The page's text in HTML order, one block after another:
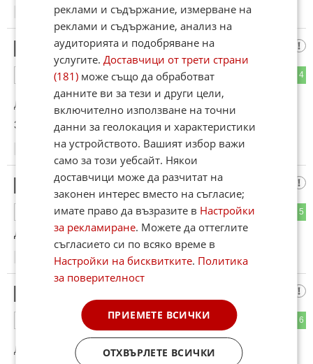
12.06.2026
Варненец
4
ОТГОВОР
До коментар
3.14дер си ти, раша като има ПВО, що гори цялата?
12.06.2026
което значи само едно
5
ОТГОВОР
Довечера Дончо ше пуца здраво
12.06.2026
6
До коментар #6 от "Блогър от Москва. Крим е Руски завинаги.":
реклами и съдържание, измерване на
реклами и съдържание, анализ на
аудиторията и подобряване на
услугите.Доставчици от трети страни
(181) може също да обработват
данните ви за тези и други цели,
включително използване на точни
данни за геолокация и характеристики
на устройството. Вашият избор важи
само за този уебсайт. Някои
доставчици може да разчитат на
законен интерес вместо на съгласие;
имате право да възразите в Настройки
за рекламиране. Можете да оттеглите
съгласието си по всяко време в
Настройки на бисквитките. Политика
за поверителност
ПРИЕМЕТЕ ВСИЧКИ
ОТХВЪРЛЕТЕ ВСИЧКИ